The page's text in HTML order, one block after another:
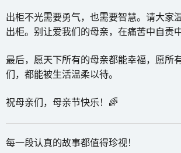
出柜不光需要勇气，也需要智慧。请大家
出柜。别让爱我们的母亲，在痛苦中自责
最后，愿天下所有的母亲都能幸福，愿所
们，都能被生活温柔以待。
祝母亲们，母亲节快乐！🌈
每一段认真的故事都值得珍视！